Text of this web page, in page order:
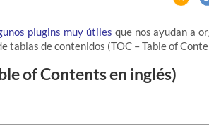
plugins muy útiles que nos ayudan a
tablas de contenidos (TOC – Table of
of Contents en inglés)